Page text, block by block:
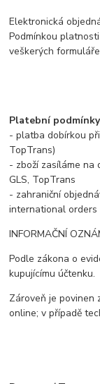
Elektronická
Podmínkou
veškerých
Platební
- platba dobírkou
TopTrans)
- zboží zasíláme na
GLS, TopTrans
- zahraniční
international
INFORMAČNÍ
Podle zákona o
kupujícímu účtenku.
Zároveň je povinen
online; v případě